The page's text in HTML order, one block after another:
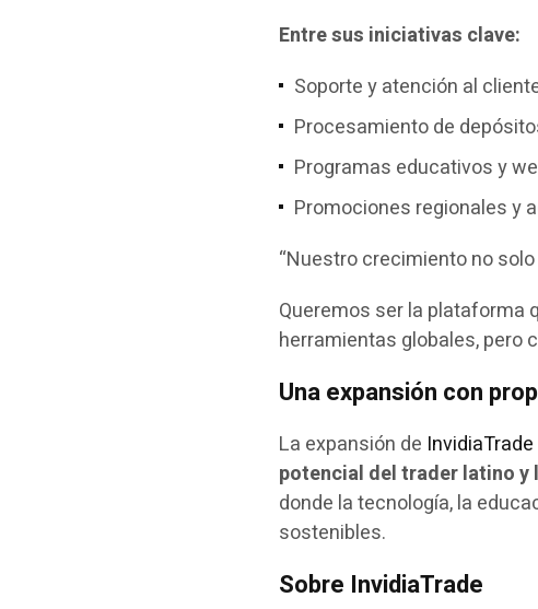
Entre sus iniciativas clave:
Soporte y atención al
Procesamiento de
Programas educativos y
Promociones regionales y
“Nuestro crecimiento no
Queremos ser la plataforma
herramientas globales, pero
Una expansión con
La expansión de InvidiaTrade
potencial del trader latino
donde la tecnología, la
sostenibles.
Sobre InvidiaTrade